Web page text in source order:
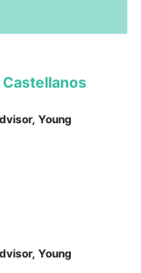
Young
Young